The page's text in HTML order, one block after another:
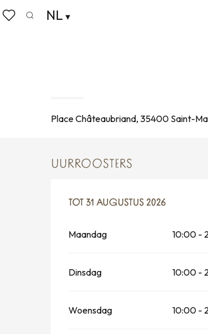
Aller
au
NL
Home
MARCHÉS DE
Place Châteaubriand, 35400 Saint-
UURROOSTERS
VANAF28 JUNI 2026TOT
TOT 31 AUGUSTUS 2026
Maandag 10:00 -
Dinsdag 10:00 -
Woensdag 10:00 -